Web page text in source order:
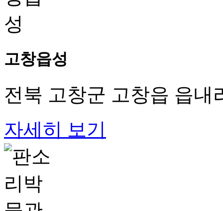
고창읍성
전북 고창군 고창읍 읍내
자세히 보기